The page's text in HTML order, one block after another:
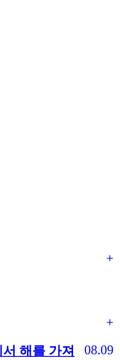
+
+
08.09
해를 가져